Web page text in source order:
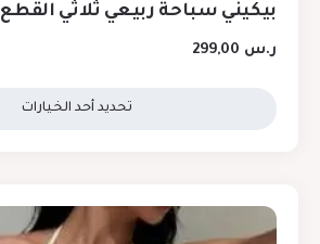
بيكيني سباحة ربيعي ثلاثي القطع
ر.س
تحديد أحد الخيارات